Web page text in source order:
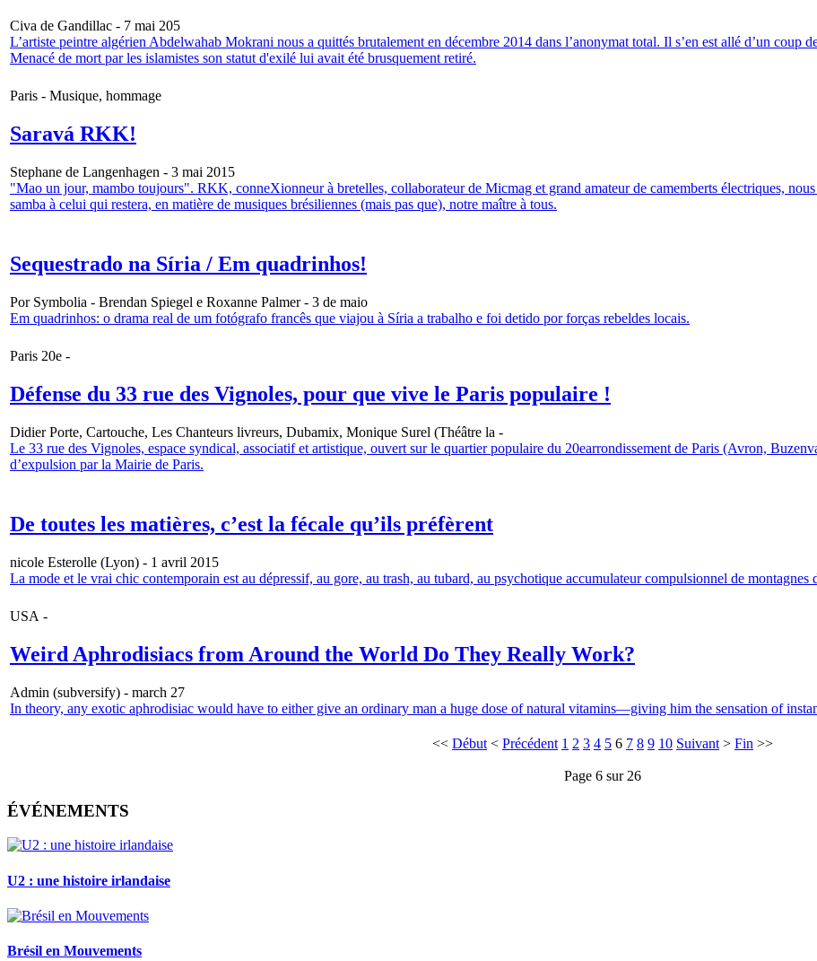
Civa de Gandillac - 7 mai 205
L’artiste peintre algérien Abdelwahab Mokrani nous a quittés brutalement en décembre 2014 dans l’anonymat total. Il s’en est allé d’un coup
Menacé de mort par les islamistes son statut d'exilé lui avait été brusquement retiré.
Paris - Musique, hommage
Saravá RKK!
Stephane de Langenhagen - 3 mai 2015
"Mao un jour, mambo toujours". RKK, conneXionneur à bretelles, collaborateur de Micmag et grand amateur de camemberts électriques,
samba à celui qui restera, en matière de musiques brésiliennes (mais pas que), notre maître à tous.
Sequestrado na Síria / Em quadrinhos!
Por Symbolia - Brendan Spiegel e Roxanne Palmer - 3 de maio
Em quadrinhos: o drama real de um fotógrafo francês que viajou à Síria a trabalho e foi detido por forças rebeldes locais.
Paris 20e -
Défense du 33 rue des Vignoles, pour que vive le Paris populaire !
Didier Porte, Cartouche, Les Chanteurs livreurs, Dubamix, Monique Surel (Théâtre la -
Le 33 rue des Vignoles, espace syndical, associatif et artistique, ouvert sur le quartier populaire du 20earrondissement de Paris (Avron,
d’expulsion par la Mairie de Paris.
De toutes les matières, c’est la fécale qu’ils préfèrent
nicole Esterolle (Lyon) - 1 avril 2015
La mode et le vrai chic contemporain est au dépressif, au gore, au trash, au tubard, au psychotique accumulateur compulsionnel de montagnes
USA -
Weird Aphrodisiacs from Around the World Do They Really Work?
Admin (subversify) - march 27
In theory, any exotic aphrodisiac would have to either give an ordinary man a huge dose of natural vitamins—giving him the sensation of
<< Début < Précédent 1 2 3 4 5 6 7 8 9 10 Suivant > Fin >>
Page 6 sur 26
ÉVÉNEMENTS
U2 : une histoire irlandaise
Brésil en Mouvements